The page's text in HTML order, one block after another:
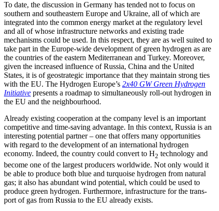
To date, the discussion in Germany has tended not to focus on
southern and south­eastern Europe and Ukraine, all of which are
integrated into the common energy mar­ket at the regulatory level
and all of whose infrastructure networks and existing trade
mechanisms could be used. In this respect, they are as well suited to
take part in the Europe-wide development of green hydrogen as are
the countries of the eastern Mediterranean and Turkey. Moreover,
given the increased influence of Russia, China and the United
States, it is of geostrategic importance that they maintain strong ties
with the EU. The Hydrogen Europe’s 2x40 GW Green Hydrogen
Initiative presents a road­map to simultaneously roll-out hydrogen in
the EU and the neighbourhood.
Already existing cooperation at the company level is an important
competitive and time-saving advantage. In this context, Russia is an
interesting potential partner – one that offers many opportunities
with re­gard to the development of an international hydrogen
economy. Indeed, the country could convert to H2 technology and
become one of the largest producers worldwide. Not only would it
be able to produce both blue and turquoise hydrogen from natural
gas; it also has abundant wind potential, which could be used to
produce green hydrogen. Furthermore, infrastructure for the trans­
port of gas from Russia to the EU already exists.